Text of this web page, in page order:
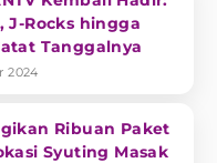
J-Rocks hingga
Tanggalnya
2024
Ribuan Paket
Syuting Masak